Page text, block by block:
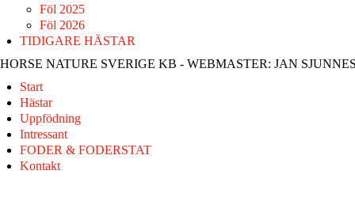
Föl 2025
Föl 2026
TIDIGARE HÄSTAR
HORSE NATURE SVERIGE KB - WEBMASTER: JAN
Start
Hästar
Uppfödning
Intressant
FODER & FODERSTAT
Kontakt